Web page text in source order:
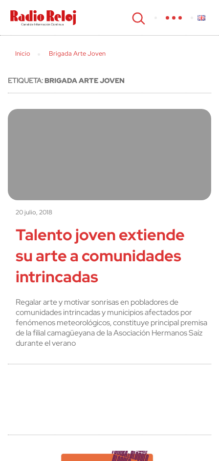
cerrar
Inicio Brigada Arte Joven
ETIQUETA:BRIGADA ARTE JOVEN
20 julio, 2018
Talento joven extiende
su arte a comunidades
intrincadas
Regalar arte y motivar sonrisas en pobladores de
comunidades intrincadas y municipios afectados por
fenómenos meteorológicos, constituye principal premisa
de la filial camagüeyana de la Asociación Hermanos Saíz
durante el verano